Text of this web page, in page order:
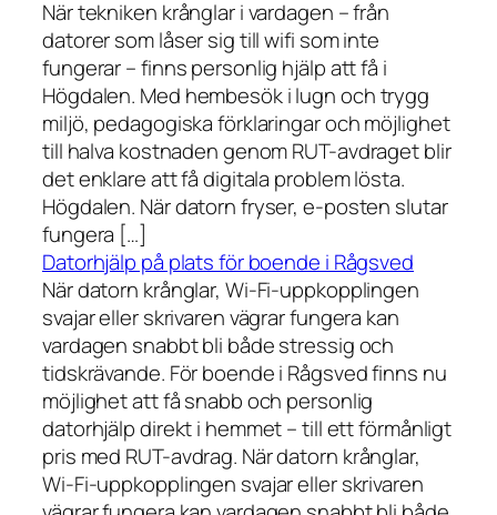
När tekniken krånglar i vardagen – från
datorer som låser sig till wifi som inte
fungerar – finns personlig hjälp att få i
Högdalen. Med hembesök i lugn och trygg
miljö, pedagogiska förklaringar och möjlighet
till halva kostnaden genom RUT-avdraget blir
det enklare att få digitala problem lösta.
Högdalen. När datorn fryser, e-posten slutar
fungera […]
Datorhjälp på plats för boende i Rågsved
När datorn krånglar, Wi-Fi-uppkopplingen
svajar eller skrivaren vägrar fungera kan
vardagen snabbt bli både stressig och
tidskrävande. För boende i Rågsved finns nu
möjlighet att få snabb och personlig
datorhjälp direkt i hemmet – till ett förmånligt
pris med RUT-avdrag. När datorn krånglar,
Wi-Fi-uppkopplingen svajar eller skrivaren